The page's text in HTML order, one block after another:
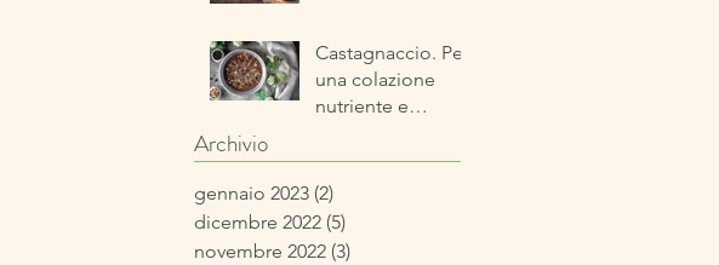
Castagnaccio. Per
una colazione
nutriente e
autunnale
Archivio
gennaio 2023 (2)
dicembre 2022 (5)
novembre 2022 (3)